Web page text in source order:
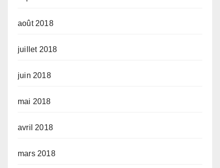
août 2018
juillet 2018
juin 2018
mai 2018
avril 2018
mars 2018